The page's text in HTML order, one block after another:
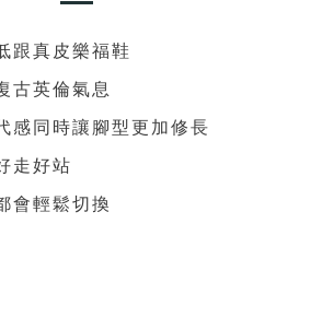
跟真皮樂福鞋
古英倫氣息
感同時讓腳型更加修長
走好站
會輕鬆切換